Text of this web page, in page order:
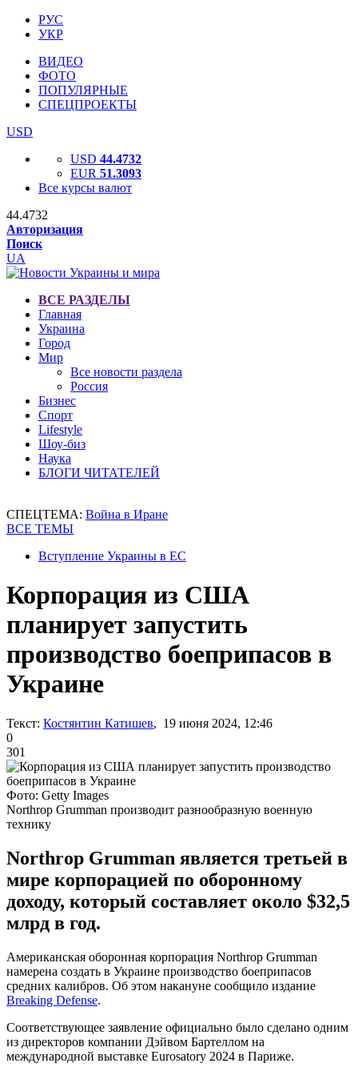
РУС
УКР
ВИДЕО
ФОТО
ПОПУЛЯРНЫЕ
СПЕЦПРОЕКТЫ
USD
USD 44.4732
EUR 51.3093
Все курсы валют
44.4732
Авторизация
Поиск
UA
ВСЕ РАЗДЕЛЫ
Главная
Украина
Город
Мир
Все новости раздела
Россия
Бизнес
Спорт
Lifestyle
Шоу-биз
Наука
БЛОГИ ЧИТАТЕЛЕЙ
СПЕЦТЕМА: Война в Иране
ВСЕ ТЕМЫ
Вступление Украины в ЕС
Корпорация из США
планирует запустить
производство боеприпасов в
Украине
Текст: Костянтин Катишев, 19 июня 2024, 12:46
0
301
Фото: Getty Images
Northrop Grumman производит разнообразную военную
технику
Northrop Grumman является третьей в
мире корпорацией по оборонному
доходу, который составляет около $32,5
млрд в год.
Американская оборонная корпорация Northrop Grumman
намерена создать в Украине производство боеприпасов
средних калибров. Об этом накануне сообщило издание
Breaking Defense.
Соответствующее заявление официально было сделано одним
из директоров компании Дэйвом Бартеллом на
международной выставке Eurosatory 2024 в Париже.